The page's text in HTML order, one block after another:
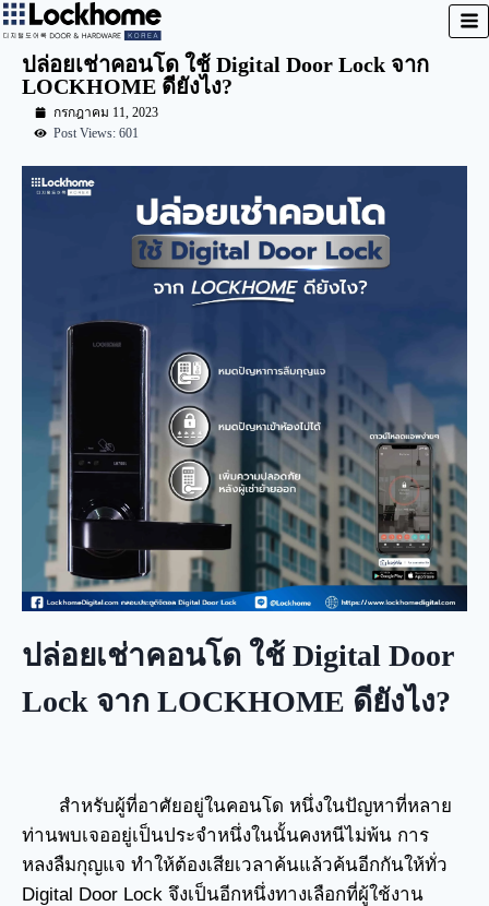
ปล่อยเช่าคอนโด ใช้ Digital Door Lock จาก
LOCKHOME ดียังไง?
กรกฎาคม 11, 2023
Post Views: 601
ปล่อยเช่าคอนโด ใช้ Digital Door
Lock จาก LOCKHOME ดียังไง?
สำหรับผู้ที่อาศัยอยู่ในคอนโด หนึ่งในปัญหาที่หลาย
ท่านพบเจออยู่เป็นประจำหนึ่งในนั้นคงหนีไม่พ้น การ
หลงลืมกุญแจ ทำให้ต้องเสียเวลาค้นแล้วค้นอีกกันให้ทั่ว
Digital Door Lock จึงเป็นอีกหนึ่งทางเลือกที่ผู้ใช้งาน